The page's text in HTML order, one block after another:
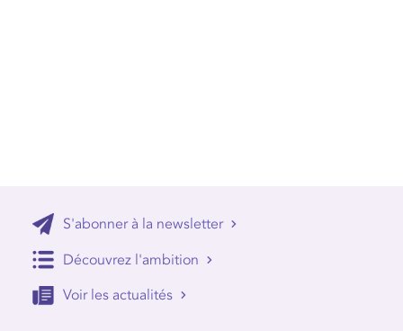
S'abonner à la newsletter
Découvrez l'ambition
Voir les actualités